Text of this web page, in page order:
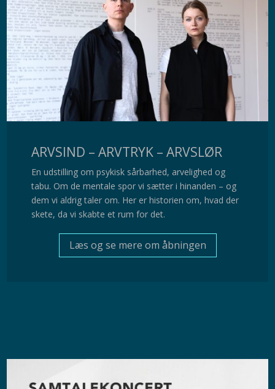
ARVSIND – ARVTRYK – ARVSLØR
En udstilling om psykisk sårbarhed, arvelighed og
tabu. Om de mentale spor vi sætter i hinanden – og
dem vi aldrig taler om. Her er historien om, hvad der
skete, da vi skabte et rum for det.
Læs og se mere om åbningen